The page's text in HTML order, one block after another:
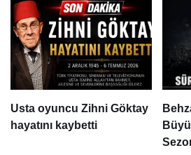
Usta oyuncu Zihni Göktay
hayatını kaybetti